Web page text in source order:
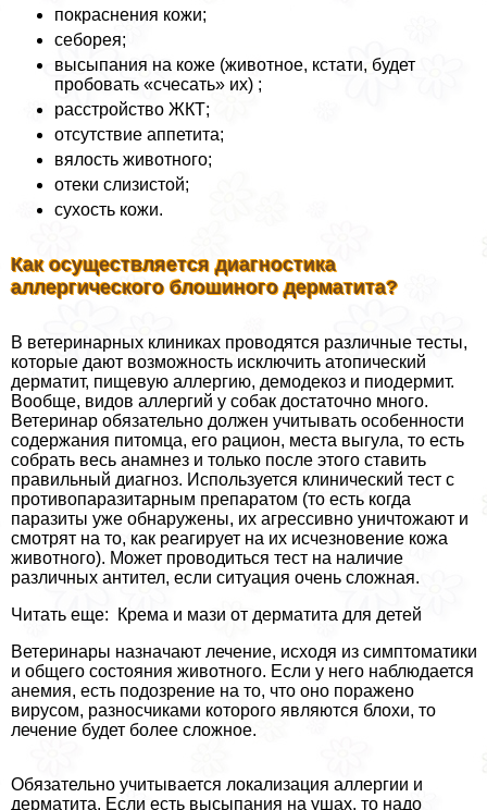
покраснения кожи;
себорея;
высыпания на коже (животное, кстати, будет
пробовать «счесать» их) ;
расстройство ЖКТ;
отсутствие аппетита;
вялость животного;
отеки слизистой;
сухость кожи.
Как осуществляется диагностика
аллергического блошиного дерматита?
В ветеринарных клиниках проводятся различные тесты,
которые дают возможность исключить атопический
дерматит, пищевую аллергию, демодекоз и пиодермит.
Вообще, видов аллергий у собак достаточно много.
Ветеринар обязательно должен учитывать особенности
содержания питомца, его рацион, места выгула, то есть
собрать весь анамнез и только после этого ставить
правильный диагноз. Используется клинический тест с
противопаразитарным препаратом (то есть когда
паразиты уже обнаружены, их агрессивно уничтожают и
смотрят на то, как реагирует на их исчезновение кожа
животного). Может проводиться тест на наличие
различных антител, если ситуация очень сложная.
Читать еще: Крема и мази от дерматита для детей
Ветеринары назначают лечение, исходя из симптоматики
и общего состояния животного. Если у него наблюдается
анемия, есть подозрение на то, что оно поражено
вирусом, разносчиками которого являются блохи, то
лечение будет более сложное.
Обязательно учитывается локализация аллергии и
дерматита. Если есть высыпания на ушах, то надо